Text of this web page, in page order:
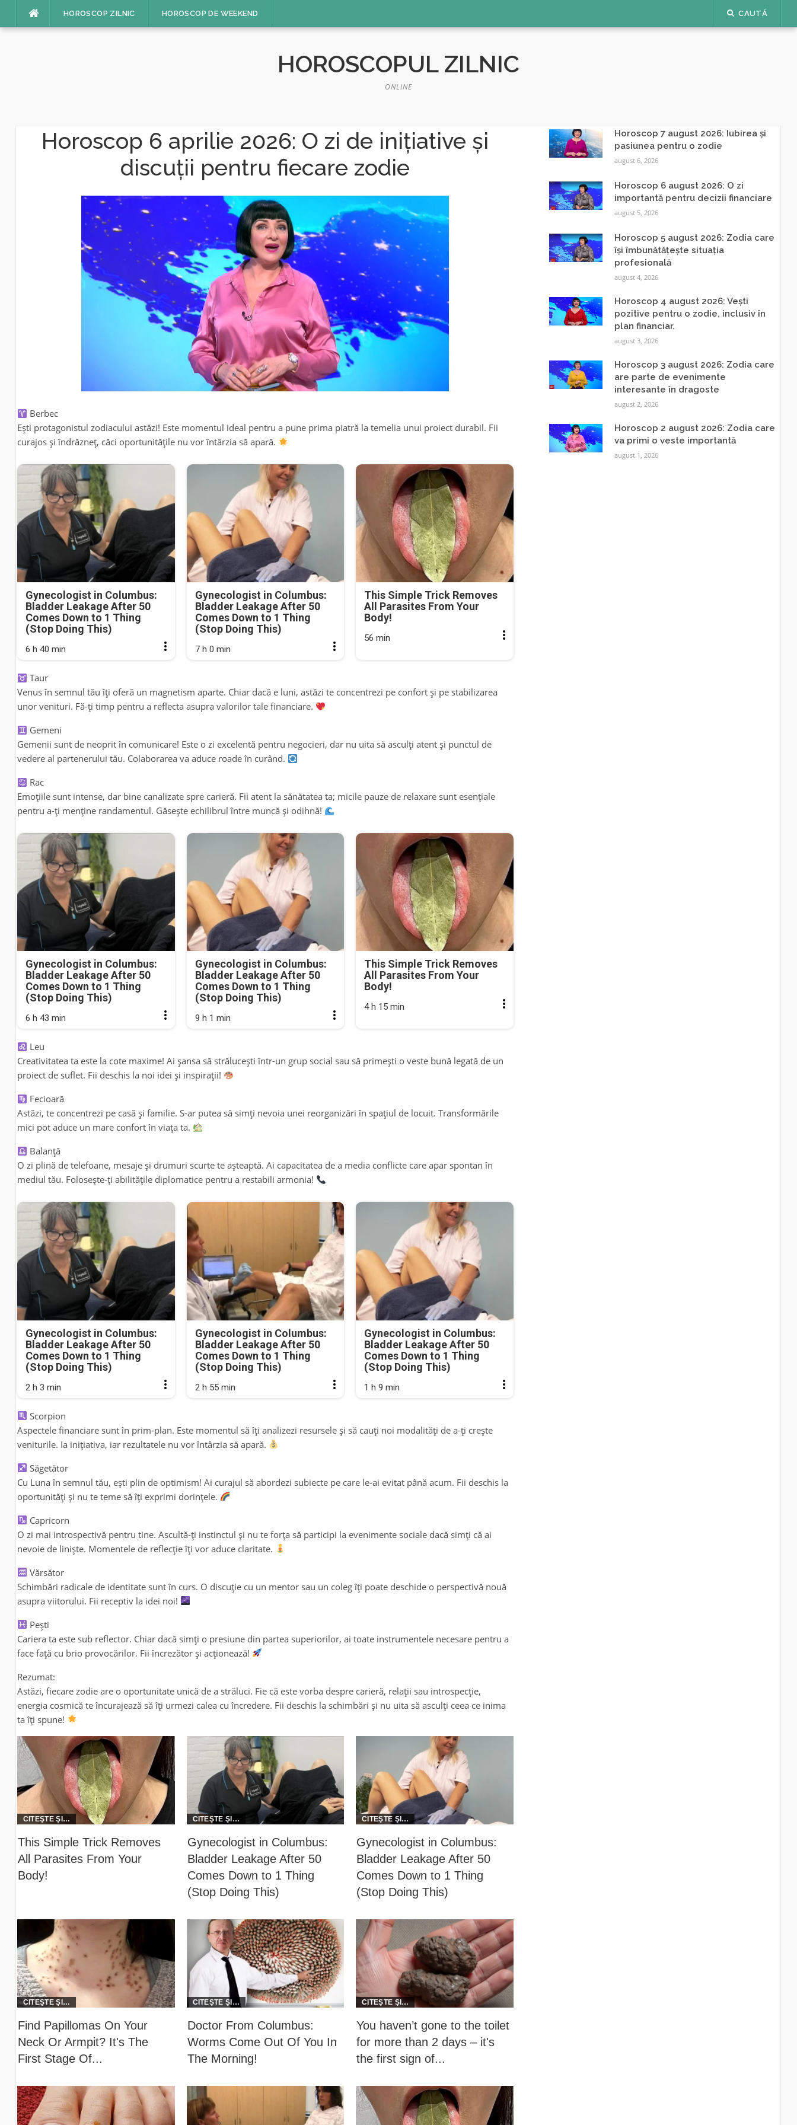
HOROSCOP ZILNIC HOROSCOP DE WEEKEND CAUTĂ
HOROSCOPUL ZILNIC
ONLINE
Horoscop 6 aprilie 2026: O zi de inițiative și
discuții pentru fiecare zodie
Berbec
Ești protagonistul zodiacului astăzi! Este momentul ideal pentru a pune prima piatră la temelia unui proiect durabil. Fii
curajos și îndrăzneț, căci oportunitățile nu vor întârzia să apară.
Gynecologist in Columbus:
Bladder Leakage After 50
Comes Down to 1 Thing
(Stop Doing This)
6 h 40 min
Gynecologist in Columbus:
Bladder Leakage After 50
Comes Down to 1 Thing
(Stop Doing This)
7 h 0 min
This Simple Trick Removes
All Parasites From Your
Body!
56 min
Taur
Venus în semnul tău îți oferă un magnetism aparte. Chiar dacă e luni, astăzi te concentrezi pe confort și pe stabilizarea
unor venituri. Fă-ți timp pentru a reflecta asupra valorilor tale financiare.
Gemeni
Gemenii sunt de neoprit în comunicare! Este o zi excelentă pentru negocieri, dar nu uita să asculți atent și punctul de
vedere al partenerului tău. Colaborarea va aduce roade în curând.
Rac
Emoțiile sunt intense, dar bine canalizate spre carieră. Fii atent la sănătatea ta; micile pauze de relaxare sunt esențiale
pentru a-ți menține randamentul. Găsește echilibrul între muncă și odihnă!
Gynecologist in Columbus:
Bladder Leakage After 50
Comes Down to 1 Thing
(Stop Doing This)
6 h 43 min
Gynecologist in Columbus:
Bladder Leakage After 50
Comes Down to 1 Thing
(Stop Doing This)
9 h 1 min
This Simple Trick Removes
All Parasites From Your
Body!
4 h 15 min
Leu
Creativitatea ta este la cote maxime! Ai șansa să strălucești într-un grup social sau să primești o veste bună legată de un
proiect de suflet. Fii deschis la noi idei și inspirații!
Fecioară
Astăzi, te concentrezi pe casă și familie. S-ar putea să simți nevoia unei reorganizări în spațiul de locuit. Transformările
mici pot aduce un mare confort în viața ta.
Balanță
O zi plină de telefoane, mesaje și drumuri scurte te așteaptă. Ai capacitatea de a media conflicte care apar spontan în
mediul tău. Folosește-ți abilitățile diplomatice pentru a restabili armonia!
Gynecologist in Columbus:
Bladder Leakage After 50
Comes Down to 1 Thing
(Stop Doing This)
2 h 3 min
Gynecologist in Columbus:
Bladder Leakage After 50
Comes Down to 1 Thing
(Stop Doing This)
2 h 55 min
Gynecologist in Columbus:
Bladder Leakage After 50
Comes Down to 1 Thing
(Stop Doing This)
1 h 9 min
Scorpion
Aspectele financiare sunt în prim-plan. Este momentul să îți analizezi resursele și să cauți noi modalități de a-ți crește
veniturile. Ia inițiativa, iar rezultatele nu vor întârzia să apară.
Săgetător
Cu Luna în semnul tău, ești plin de optimism! Ai curajul să abordezi subiecte pe care le-ai evitat până acum. Fii deschis la
oportunități și nu te teme să îți exprimi dorințele.
Capricorn
O zi mai introspectivă pentru tine. Ascultă-ți instinctul și nu te forța să participi la evenimente sociale dacă simți că ai
nevoie de liniște. Momentele de reflecție îți vor aduce claritate.
Vărsător
Schimbări radicale de identitate sunt în curs. O discuție cu un mentor sau un coleg îți poate deschide o perspectivă nouă
asupra viitorului. Fii receptiv la idei noi!
Pești
Cariera ta este sub reflector. Chiar dacă simți o presiune din partea superiorilor, ai toate instrumentele necesare pentru a
face față cu brio provocărilor. Fii încrezător și acționează!
Rezumat:
Astăzi, fiecare zodie are o oportunitate unică de a străluci. Fie că este vorba despre carieră, relații sau introspecție,
energia cosmică te încurajează să îți urmezi calea cu încredere. Fii deschis la schimbări și nu uita să asculți ceea ce inima
ta îți spune!
This Simple Trick Removes
All Parasites From Your
Body!
Gynecologist in Columbus:
Bladder Leakage After 50
Comes Down to 1 Thing
(Stop Doing This)
Gynecologist in Columbus:
Bladder Leakage After 50
Comes Down to 1 Thing
(Stop Doing This)
Find Papillomas On Your
Neck Or Armpit? It's The
First Stage Of...
Doctor From Columbus:
Worms Come Out Of You In
The Morning!
You haven’t gone to the toilet
for more than 2 days – it's
the first sign of...
Horoscop 7 august 2026: Iubirea și
pasiunea pentru o zodie
august 6, 2026
Horoscop 6 august 2026: O zi
importantă pentru decizii financiare
august 5, 2026
Horoscop 5 august 2026: Zodia care
își îmbunătățește situația
profesională
august 4, 2026
Horoscop 4 august 2026: Vești
pozitive pentru o zodie, inclusiv în
plan financiar.
august 3, 2026
Horoscop 3 august 2026: Zodia care
are parte de evenimente
interesante în dragoste
august 2, 2026
Horoscop 2 august 2026: Zodia care
va primi o veste importantă
august 1, 2026